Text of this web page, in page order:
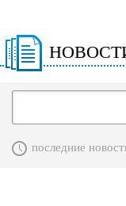
последние